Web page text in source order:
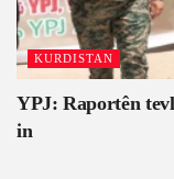
KURDISTAN
YPJ: Raportên
in